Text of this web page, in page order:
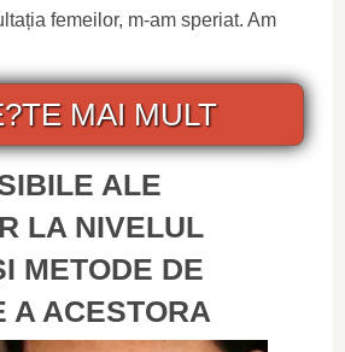
femeilor, m-am speriat. Am
MAI MULT
ALE
LA NIVELUL
METODE DE
A ACESTORA